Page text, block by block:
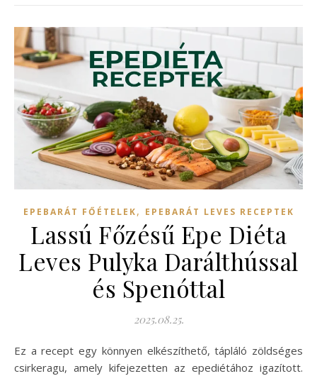
EPEBARÁT FŐÉTELEK, EPEBARÁT LEVES RECEPTEK
Lassú Főzésű Epe Diéta
Leves Pulyka Darálthússal
és Spenóttal
2025.08.25.
Ez a recept egy könnyen elkészíthető, tápláló zöldséges
csirkeragu, amely kifejezetten az epediétához igazított.